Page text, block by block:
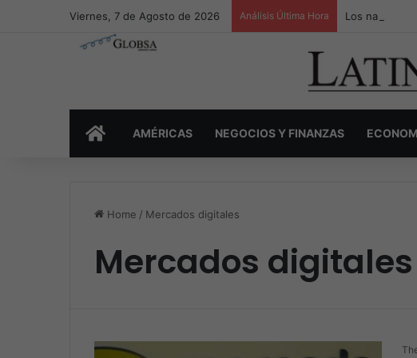
Viernes, 7 de Agosto de 2026 Análisis Última Hora Los narcos
INICIOAMÉRICAS NEGOCIOS Y FINANZAS
Home / Mercados digitales
Mercados digitales